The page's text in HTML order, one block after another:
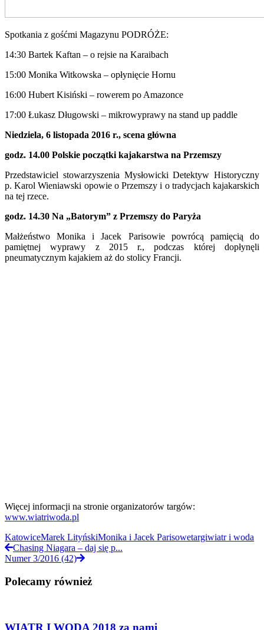
Spotkania z gośćmi Magazynu PODRÓŻE:
14:30 Bartek Kaftan – o rejsie na Karaibach
15:00 Monika Witkowska – opłynięcie Hornu
16:00 Hubert Kisiński – rowerem po Amazonce
17:00 Łukasz Długowski – mikrowyprawy na stand up paddle
Niedziela, 6 listopada 2016 r., scena główna
godz. 14.00 Polskie początki kajakarstwa na Przemszy
Przedstawiciel stowarzyszenia Mysłowicki Detektyw Historyczny
p. Karol Wieniawski opowie o Przemszy i o tradycjach kajakarskich
na tej rzece.
godz. 14.30 Na „Batorym” z Przemszy do Paryża
Małżeństwo Monika i Jacek Parisowie powrócą pamięcią do
pamiętnej wyprawy z 2015 r., podczas której dopłynęli
pneumatycznym kajakiem aż do stolicy Francji.
Więcej informacji na stronie organizatorów targów:
www.wiatriwoda.pl
KatowiceMarek LityńskiMonika i Jacek Parisowetargiwiatr i woda
Chasing Niagara – daj się p...
Numer 3/2016 (42)
Polecamy również
WIATR I WODA 2018 za nami